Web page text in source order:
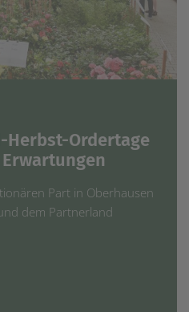
Herbst-Ordertage
Part in Oberhausen
dem Partnerland